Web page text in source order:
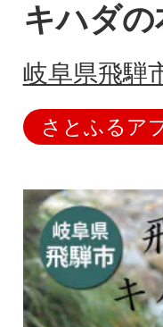
キハダ
岐阜県飛騨
さとふるア